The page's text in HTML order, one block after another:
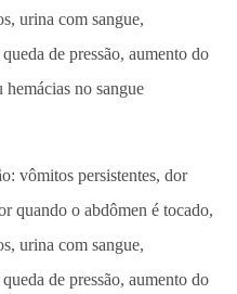
vômitos persistentes, dor
quando o abdômen é tocado,
urina com sangue,
de pressão, aumento do